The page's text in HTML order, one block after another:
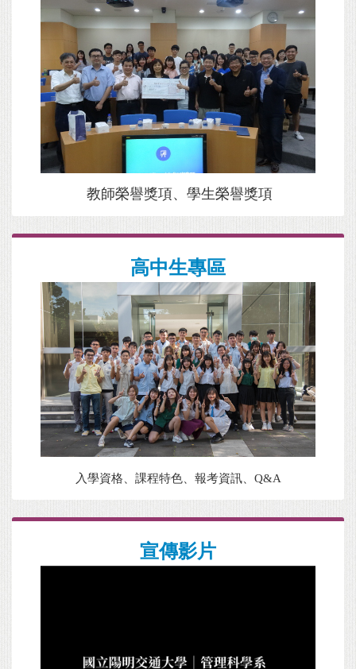
教師榮譽獎項、學生榮譽獎項
高中生專區
入學資格、課程特色、報考資訊、Q&A
宣傳影片